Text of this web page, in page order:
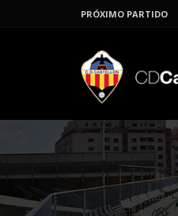
PRÓXIMO PARTIDO